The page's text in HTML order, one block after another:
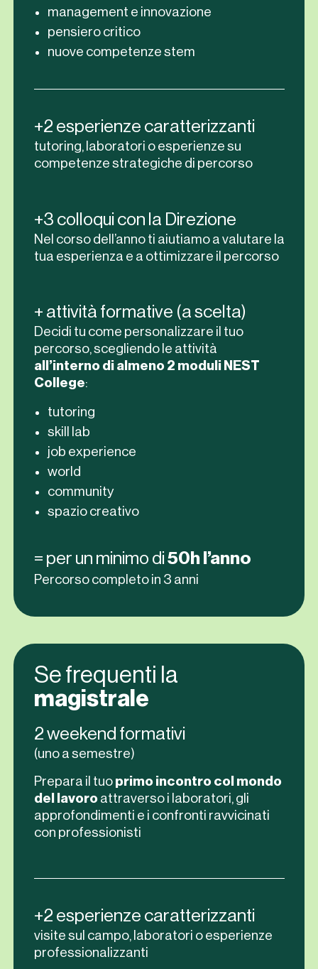
management e innovazione
pensiero critico
nuove competenze stem
+2 esperienze caratterizzanti
tutoring, laboratori o esperienze su
competenze strategiche di percorso
+3 colloqui con la Direzione
Nel corso dell’anno ti aiutiamo a valutare la
tua esperienza e a ottimizzare il percorso
+ attività formative (a scelta)
Decidi tu come personalizzare il tuo
percorso, scegliendo le attività
all’interno di almeno 2 moduli NEST
College:
tutoring
skill lab
job experience
world
community
spazio creativo
= per un minimo di 50h l’anno
Percorso completo in 3 anni
Se frequenti la
magistrale
2 weekend formativi
(uno a semestre)
Prepara il tuo primo incontro col mondo
del lavoro attraverso i laboratori, gli
approfondimenti e i confronti ravvicinati
con professionisti
+2 esperienze caratterizzanti
visite sul campo, laboratori o esperienze
professionalizzanti